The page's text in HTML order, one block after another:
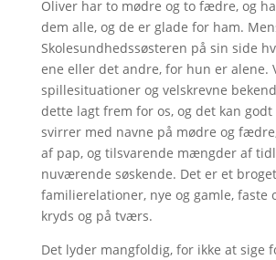
Oliver har to mødre og to fædre, og
dem alle, og de er glade for ham.
Skolesundhedssøsteren på sin side
ene eller det andre, for hun er alene.
spillesituationer og velskrevne
dette lagt frem for os, og det kan godt
svirrer med navne på mødre og
af pap, og tilsvarende mængder af
nuværende søskende. Det er et
familierelationer, nye og gamle, faste
kryds og på tværs.
Det lyder mangfoldig, for ikke at sige